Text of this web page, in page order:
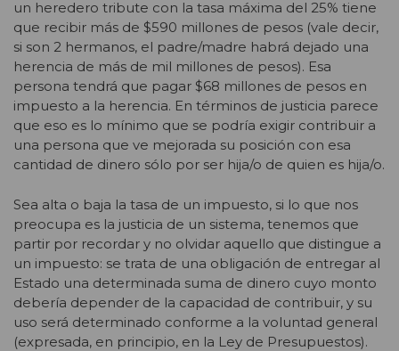
un heredero tribute con la tasa máxima del 25% tiene
que recibir más de $590 millones de pesos (vale decir,
si son 2 hermanos, el padre/madre habrá dejado una
herencia de más de mil millones de pesos). Esa
persona tendrá que pagar $68 millones de pesos en
impuesto a la herencia. En términos de justicia parece
que eso es lo mínimo que se podría exigir contribuir a
una persona que ve mejorada su posición con esa
cantidad de dinero sólo por ser hija/o de quien es hija/o.
Sea alta o baja la tasa de un impuesto, si lo que nos
preocupa es la justicia de un sistema, tenemos que
partir por recordar y no olvidar aquello que distingue a
un impuesto: se trata de una obligación de entregar al
Estado una determinada suma de dinero cuyo monto
debería depender de la capacidad de contribuir, y su
uso será determinado conforme a la voluntad general
(expresada, en principio, en la Ley de Presupuestos).